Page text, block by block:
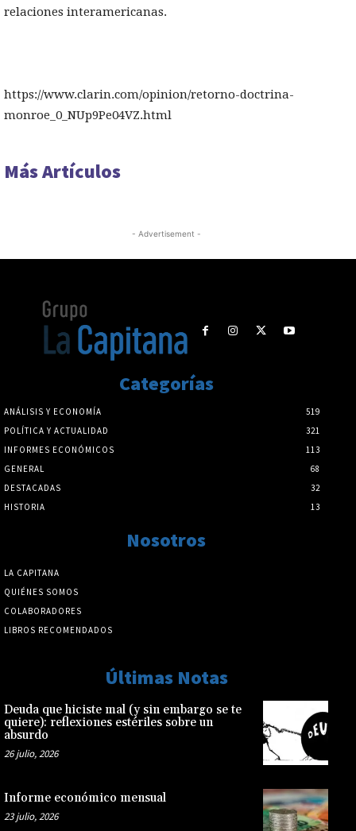
relaciones interamericanas.
https://www.clarin.com/opinion/retorno-doctrina-
monroe_0_NUp9Pe04VZ.html
Más Artículos
- Advertisement -
Categorías
ANÁLISIS Y ECONOMÍA
519
POLÍTICA Y ACTUALIDAD
321
INFORMES ECONÓMICOS
113
GENERAL
68
DESTACADAS
32
HISTORIA
13
Nosotros
LA CAPITANA
QUIÉNES SOMOS
COLABORADORES
LIBROS RECOMENDADOS
Últimas Notas
Deuda que hiciste mal (y sin embargo se te
quiere): reflexiones estériles sobre un
absurdo
26 julio, 2026
Informe económico mensual
23 julio, 2026